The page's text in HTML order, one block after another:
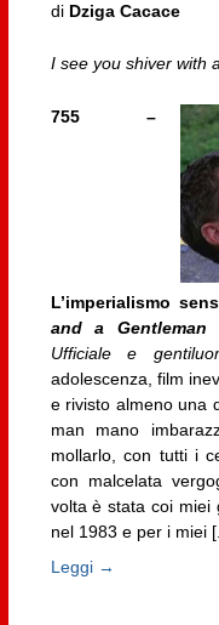
di Dziga Cacace
I see you shiver with
755 –
L’imperialismo
and a Gentleman
Ufficiale e
adolescenza, film
e rivisto almeno una
man mano
mollarlo, con tutti i
con malcelata
volta è stata coi miei
nel 1983 e per i miei
Leggi →